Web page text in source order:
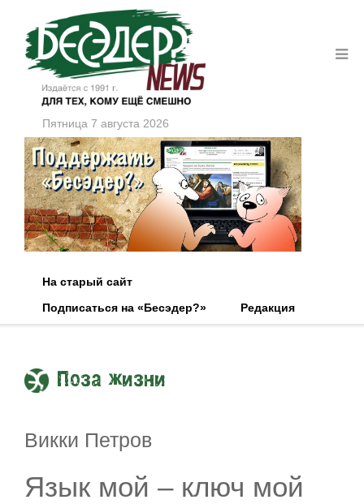
Пятница 7 августа 2026
На старый сайт
Подписаться на «Бесэдер?»
Редакция
Поза жизни
Викки Петров
Язык мой – ключ мой